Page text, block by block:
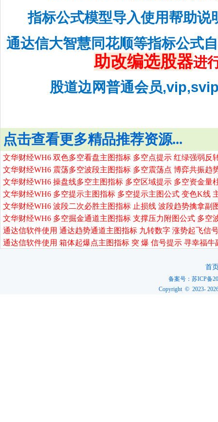
指标公式模型导入使用帮助说
通达信大智慧同花顺等指标公式
助改编选股器进
股道边网普通会员
点击查看更多精品推荐资源...
文华财经WH6 双色多空看盘主图指标 多空点提示 红绿强弱反
文华财经WH6 震荡多空波段主图指标 多空震荡点 博弈共振趋
文华财经WH6 操盘线多空主图指标 多空区域提示 多空资金量
文华财经WH6 多空提示主图指标 多空提示主图公式 变色K线
文华财经WH6 波段二次必胜主图指标 止损线 波段趋势擒拿副
文华财经WH6 多空掘金通道主图指标 支撑压力附图公式 多空
通达信软件使用 通达趋势通道主图指标 九转数字 涨势起飞信
通达信软件使用 箱体起爆点主图指标 突 爆 信号提示 寻幸福
首
备案号：苏ICP备
Copyright © 2023-